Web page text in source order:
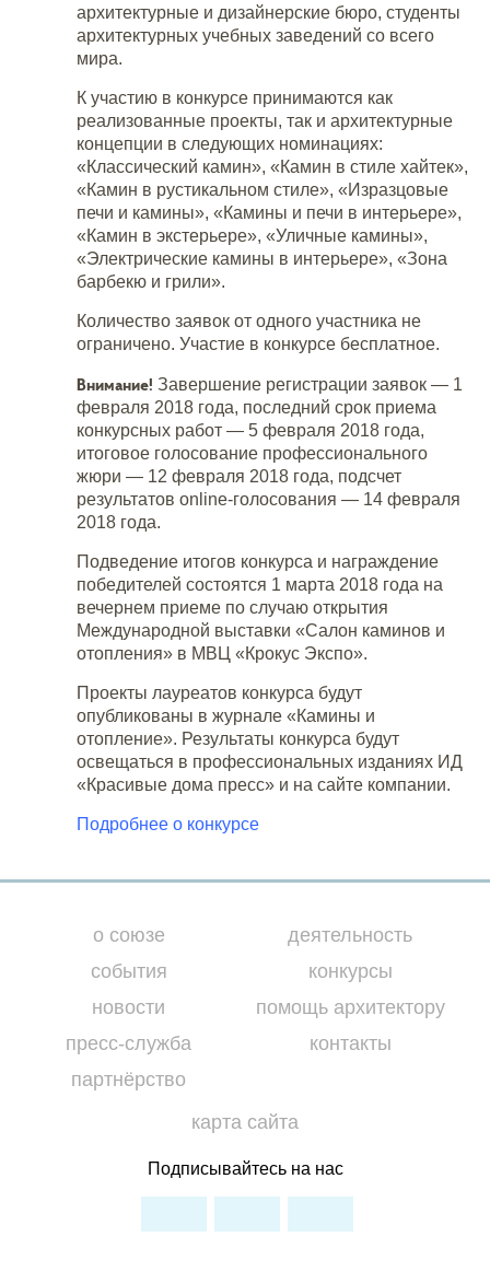
архитектурные и дизайнерские бюро, студенты
архитектурных учебных заведений со всего
мира.
К участию в конкурсе принимаются как
реализованные проекты, так и архитектурные
концепции в следующих номинациях:
«Классический камин», «Камин в стиле хайтек»,
«Камин в рустикальном стиле», «Изразцовые
печи и камины», «Камины и печи в интерьере»,
«Камин в экстерьере», «Уличные камины»,
«Электрические камины в интерьере», «Зона
барбекю и грили».
Количество заявок от одного участника не
ограничено. Участие в конкурсе бесплатное.
Внимание! Завершение регистрации заявок — 1
февраля 2018 года, последний срок приема
конкурсных работ — 5 февраля 2018 года,
итоговое голосование профессионального
жюри — 12 февраля 2018 года, подсчет
результатов online-голосования — 14 февраля
2018 года.
Подведение итогов конкурса и награждение
победителей состоятся 1 марта 2018 года на
вечернем приеме по случаю открытия
Международной выставки «Салон каминов и
отопления» в МВЦ «Крокус Экспо».
Проекты лауреатов конкурса будут
опубликованы в журнале «Камины и
отопление». Результаты конкурса будут
освещаться в профессиональных изданиях ИД
«Красивые дома пресс» и на сайте компании.
Подробнее о конкурсе
о союзе
события
новости
пресс-служба
партнёрство
деятельность
конкурсы
помощь архитектору
контакты
карта сайта
Подписывайтесь на нас